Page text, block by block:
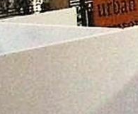
SOTTOMENÙ